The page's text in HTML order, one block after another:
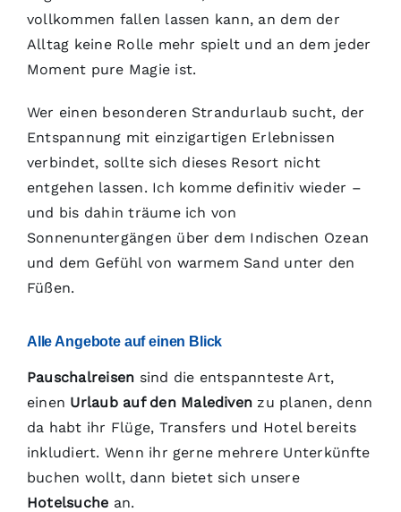
vollkommen fallen lassen kann, an dem der
Alltag keine Rolle mehr spielt und an dem jeder
Moment pure Magie ist.
Wer einen besonderen Strandurlaub sucht, der
Entspannung mit einzigartigen Erlebnissen
verbindet, sollte sich dieses Resort nicht
entgehen lassen. Ich komme definitiv wieder –
und bis dahin träume ich von
Sonnenuntergängen über dem Indischen Ozean
und dem Gefühl von warmem Sand unter den
Füßen.
Alle Angebote auf einen Blick
Pauschalreisen sind die entspannteste Art,
einen Urlaub auf den Malediven zu planen, denn
da habt ihr Flüge, Transfers und Hotel bereits
inkludiert. Wenn ihr gerne mehrere Unterkünfte
buchen wollt, dann bietet sich unsere
Hotelsuche an.